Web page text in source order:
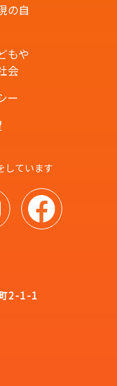
の自
もや
会
ー
しています
2-1-1